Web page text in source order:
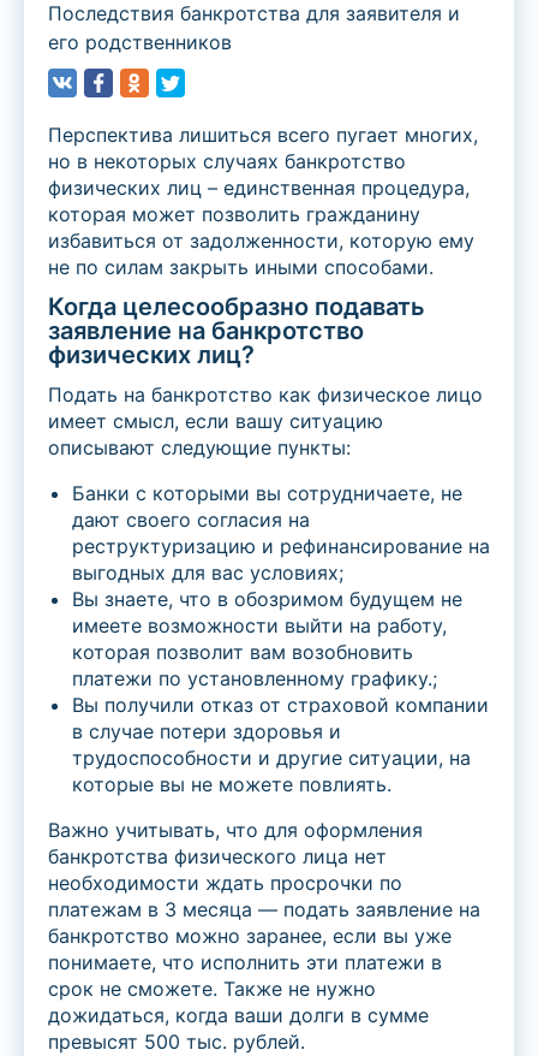
Последствия банкротства для заявителя и
его родственников
Перспектива лишиться всего пугает многих,
но в некоторых случаях банкротство
физических лиц – единственная процедура,
которая может позволить гражданину
избавиться от задолженности, которую ему
не по силам закрыть иными способами.
Когда целесообразно подавать
заявление на банкротство
физических лиц?
Подать на банкротство как физическое лицо
имеет смысл, если вашу ситуацию
описывают следующие пункты:
Банки с которыми вы сотрудничаете, не
дают своего согласия на
реструктуризацию и рефинансирование на
выгодных для вас условиях;
Вы знаете, что в обозримом будущем не
имеете возможности выйти на работу,
которая позволит вам возобновить
платежи по установленному графику.;
Вы получили отказ от страховой компании
в случае потери здоровья и
трудоспособности и другие ситуации, на
которые вы не можете повлиять.
Важно учитывать, что для оформления
банкротства физического лица нет
необходимости ждать просрочки по
платежам в 3 месяца — подать заявление на
банкротство можно заранее, если вы уже
понимаете, что исполнить эти платежи в
срок не сможете. Также не нужно
дожидаться, когда ваши долги в сумме
превысят 500 тыс. рублей.